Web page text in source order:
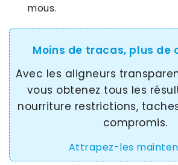
mous.
Moins de tracas, plus de
Avec les aligneurs
vous obtenez tous les
nourriture restrictions,
compromis.
Attrapez-les